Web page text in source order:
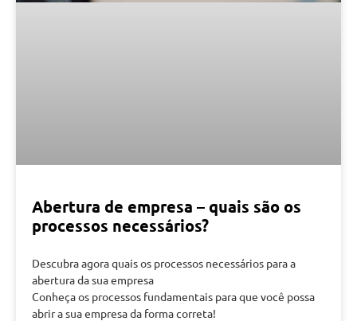
Abertura de empresa – quais são os
processos necessários?
Descubra agora quais os processos necessários para a
abertura da sua empresa
Conheça os processos fundamentais para que você possa
abrir a sua empresa da forma correta!